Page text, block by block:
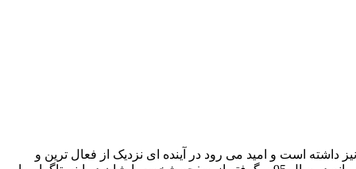
داشته است و امید می رود در آینده ای نزدیک از فعال ترین و